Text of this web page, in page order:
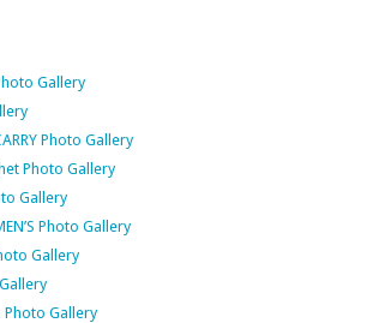
Gallery
Photo Gallery
Photo Gallery
Gallery
Photo Gallery
Gallery
Gallery